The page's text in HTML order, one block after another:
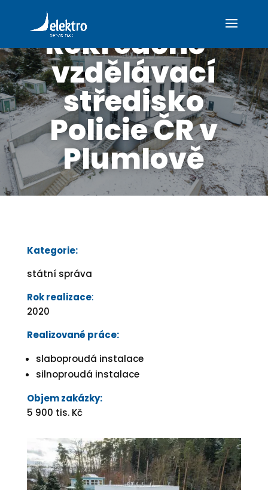
Rekreačně-
vzdělávací
středisko
Policie ČR v
Plumlově
Kategorie:
státní správa
Rok realizace:
2020
Realizované práce:
slaboproudá instalace
silnoproudá instalace
Objem zakázky:
5 900 tis. Kč